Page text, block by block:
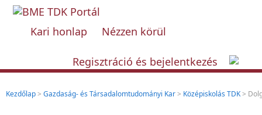
Kari honlap Nézzen körül
Regisztráció és bejelentkezés
Kezdőlap> Gazdaság- és Társadalomtudományi Kar> Középiskolás TDK>